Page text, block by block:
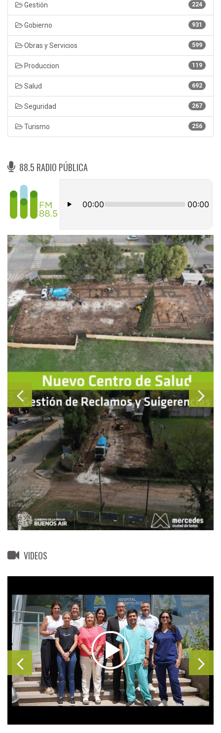
224
Gestión
931
Gobierno
599
Obras y Servicios
119
Produccion
692
Salud
267
Seguridad
256
Turismo
88.5 RADIO PÚBLICA
VIDEOS